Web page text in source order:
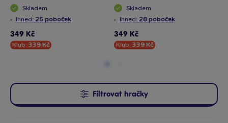
Skladem
· Ihned: 25 poboček
349 Kč
Klub: 339 Kč
Skladem
· Ihned: 28 poboček
349 Kč
Klub: 339 Kč
Filtrovat hračky